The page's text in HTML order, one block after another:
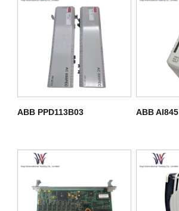
ABB PPD113B03 ABB AI845